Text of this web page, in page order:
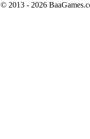
© 2013 - 2026